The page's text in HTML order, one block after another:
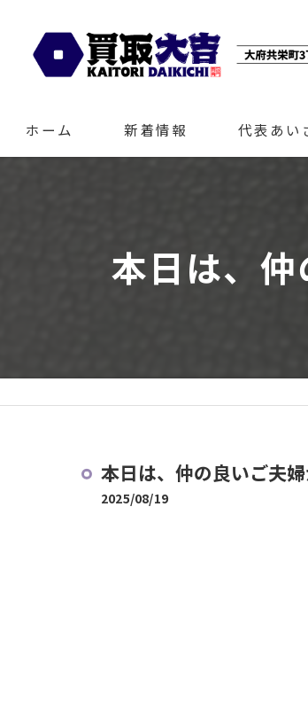
ホーム 新着情報 代表あい
本日は、仲
本日は、仲の良いご夫
2025/08/19